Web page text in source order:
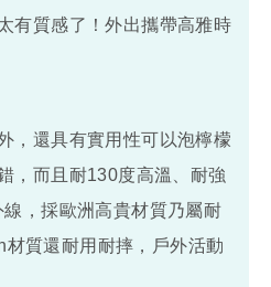
有質感了！外出攜帶高雅時
，還具有實用性可以泡檸檬
，而且耐130度高溫、耐強
，採歐洲高貴材質乃屬耐
質還耐用耐摔，戶外活動